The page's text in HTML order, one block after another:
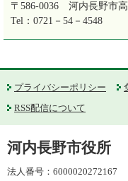
〒586-0036
河内長野市
Tel：0721－54－4548
プライバシーポリシー
RSS配信について
河内長野市役所
法人番号：6000020272167